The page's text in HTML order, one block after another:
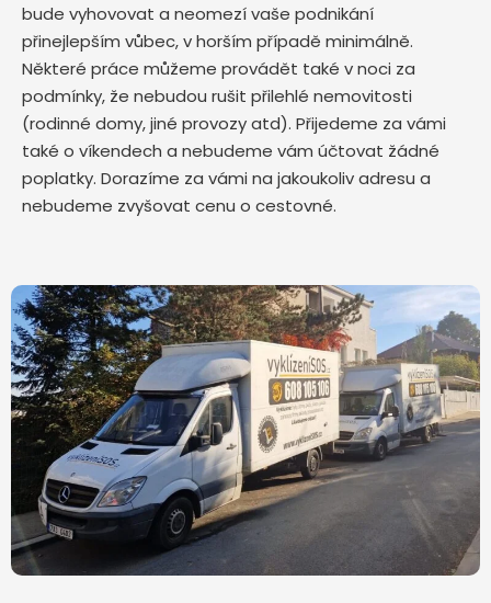
bude vyhovovat a neomezí vaše podnikání
přinejlepším vůbec, v horším případě minimálně.
Některé práce můžeme provádět také v noci za
podmínky, že nebudou rušit přilehlé nemovitosti
(rodinné domy, jiné provozy atd). Přijedeme za vámi
také o víkendech a nebudeme vám účtovat žádné
poplatky. Dorazíme za vámi na jakoukoliv adresu a
nebudeme zvyšovat cenu o cestovné.